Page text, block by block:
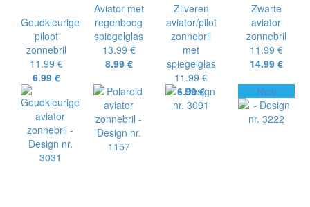
Goudkleurige
piloot
zonnebril
11.99 €
6.99 €
Aviator met
regenboog
spiegelglas
13.99 €
8.99 €
Zilveren
aviator/pilot
zonnebril
met
spiegelglas
11.99 €
6.99 €
Zwarte
aviator
zonnebril
11.99 €
14.99 €
New